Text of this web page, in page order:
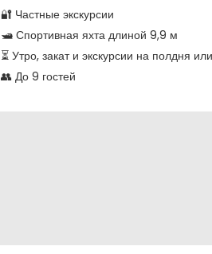
🔐 Частные экскурсии
🛥️ Спортивная яхта длиной 9,9 м
⏳ Утро, закат и экскурсии на полдня
👥 До 9 гостей